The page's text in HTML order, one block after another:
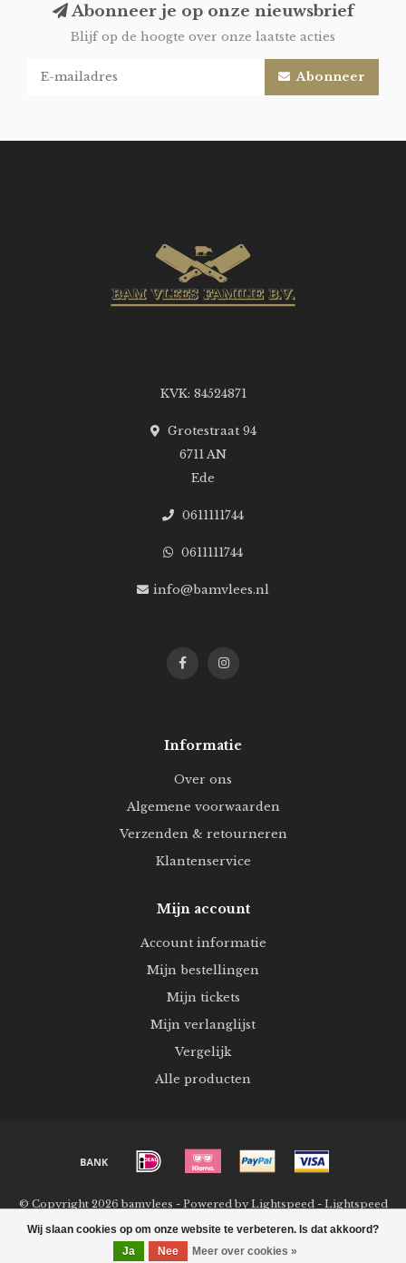
Wij slaan cookies op om onze website te verbeteren. Is dat akkoord?
Ja
Nee Meer over cookies »
Abonneer je op onze nieuwsbrief
Blijf op de hoogte over onze laatste acties
Abonneer
KVK: 84524871
Grotestraat 94
6711 AN
Ede
0611111744
0611111744
info@bamvlees.nl
Informatie
Over ons
Algemene voorwaarden
Verzenden & retourneren
Klantenservice
Mijn account
Account informatie
Mijn bestellingen
Mijn tickets
Mijn verlanglijst
Vergelijk
Alle producten
© Copyright 2026 bamvlees - Powered by Lightspeed- Lightspeed
designbyDyvelopment